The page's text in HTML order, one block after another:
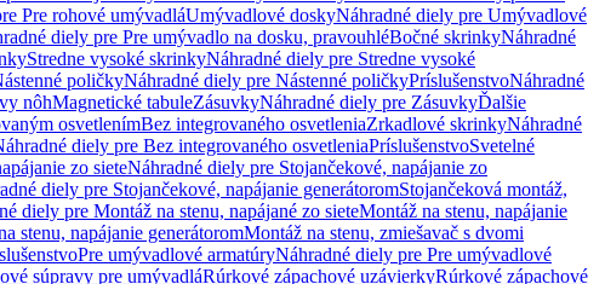
Pre rohové umývadláUmývadlové doskyNáhradné diely pre Umývadlové
diely pre Pre umývadlo na dosku, pravouhléBočné skrinkyNáhradné
Stredne vysoké skrinkyNáhradné diely pre Stredne vysoké
poličkyNáhradné diely pre Nástenné poličkyPríslušenstvoNáhradné
nôhMagnetické tabuleZásuvkyNáhradné diely pre ZásuvkyĎalšie
osvetlenímBez integrovaného osvetleniaZrkadlové skrinkyNáhradné
diely pre Bez integrovaného osvetleniaPríslušenstvoSvetelné
zo sieteNáhradné diely pre Stojančekové, napájanie zo
diely pre Stojančekové, napájanie generátoromStojančeková montáž,
diely pre Montáž na stenu, napájané zo sieteMontáž na stenu, napájanie
stenu, napájanie generátoromMontáž na stenu, zmiešavač s dvomi
Pre umývadlové armatúryNáhradné diely pre Pre umývadlové
súpravy pre umývadláRúrkové zápachové uzávierkyRúrkové zápachové